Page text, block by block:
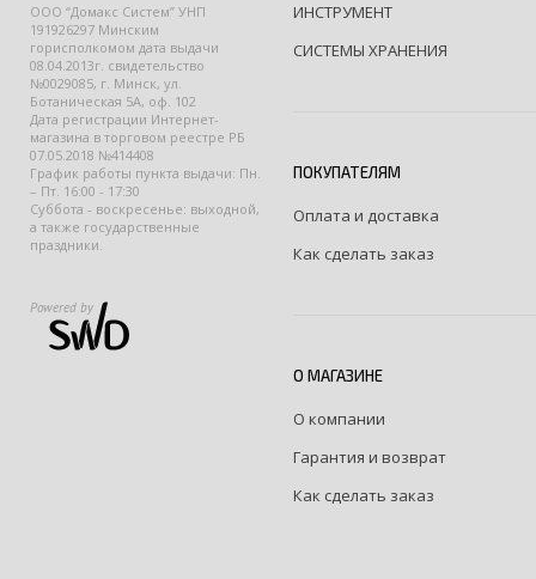
ООО “Домакс Систем” УНП
191926297 Минским
горисполкомом дата выдачи
08.04.2013г. свидетельство
№0029085, г. Минск, ул.
Ботаническая 5А, оф. 102
Дата регистрации Интернет-
магазина в торговом реестре РБ
07.05.2018 №414408
График работы пункта выдачи: Пн.
– Пт. 16:00 - 17:30
Суббота - воскресенье: выходной,
а также государственные
праздники.
Powered by
ИНСТРУМЕНТ
СИСТЕМЫ ХРАНЕНИЯ
ПОКУПАТЕЛЯМ
Оплата и доставка
Как сделать заказ
О МАГАЗИНЕ
О компании
Гарантия и возврат
Как сделать заказ